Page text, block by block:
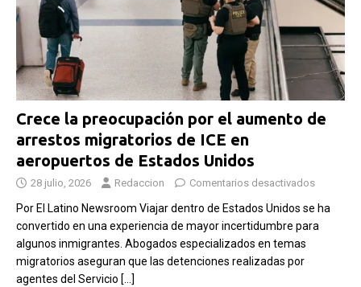
Crece la preocupación por el aumento de
arrestos migratorios de ICE en
aeropuertos de Estados Unidos
28 julio, 2026 Redaccion Comentarios desactivados
Por El Latino Newsroom Viajar dentro de Estados Unidos se ha
convertido en una experiencia de mayor incertidumbre para
algunos inmigrantes. Abogados especializados en temas
migratorios aseguran que las detenciones realizadas por
agentes del Servicio […]